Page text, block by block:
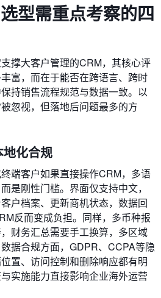
型需重点考察的四
撑大客户管理的CRM，其核心评
富，而在于能否在跨语言、跨时
持销售流程规范与数据一致。以
忽视，但落地后问题最多的方
化合规
端客户如果直接操作CRM，多语
是刚性门槛。界面仅支持中文，
户档案、更新商机状态，数据回
反而变成负担。同样，多币种报
财务汇总需要手工换算，多区域
据合规方面，GDPR、CCPA等隐
置、访问控制和删除响应都有明
实施能力直接影响企业海外运营